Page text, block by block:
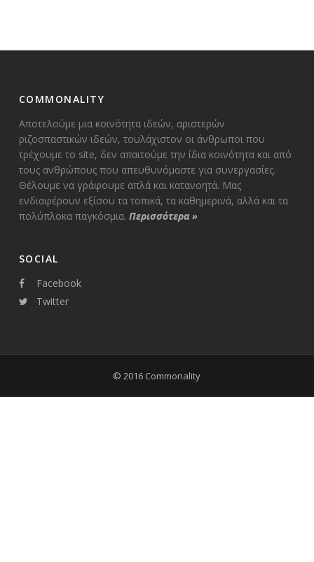
COMMONALITY
Αποτελούμε μια κοινότητα ιδεών, αριστερών
ριζοσπαστικών ιδεών, τουλάχιστον οι άνθρωποι που
τρέχουμε το site, δεν απαιτούμε την ίδια κοινότητα και από
τους ανθρώπους που απευθυνόμαστε για συνεργασίες.
Θέλουμε να γράφουμε απλά και κατανοητά. Μας
ενδιαφέρουν εξίσου τα τοπικά, τα καθημερινά, αλλά και τα
πολύπλοκα παγκόσμια. Περισσότερα»
SOCIAL
Facebook
Twitter
© 2016 Commonality